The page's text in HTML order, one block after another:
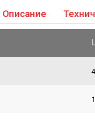
Описание